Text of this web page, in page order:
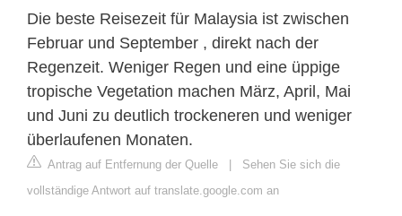
Die beste Reisezeit für Malaysia ist zwischen
Februar und September , direkt nach der
Regenzeit. Weniger Regen und eine üppige
tropische Vegetation machen März, April, Mai
und Juni zu deutlich trockeneren und weniger
überlaufenen Monaten.
Antrag auf Entfernung der Quelle | Sehen Sie sich die
vollständige Antwort auf translate.google.com an